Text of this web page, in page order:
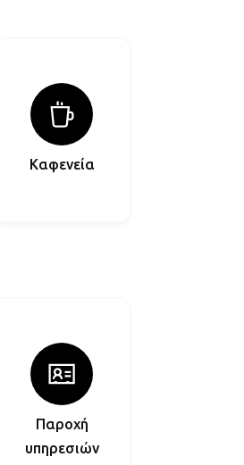
Καφενεία
Παροχή
υπηρεσιών